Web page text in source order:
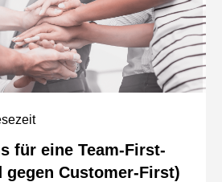
für eine Team-First-
gegen Customer-First)